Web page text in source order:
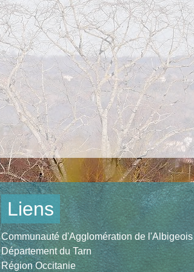
Liens
Communauté d'Agglomération de
Département du Tarn
Région Occitanie